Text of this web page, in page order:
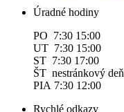
Úradné hodiny
PO 7:30 15:00
UT 7:30 15:00
ST 7:30 17:00
ŠT nestránkový deň
PIA 7:30 12:00
Rychlé odkazy